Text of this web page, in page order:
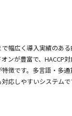
幅広く導入実績のある
ンが豊富で、HACCP
徴です。多言語・多
応しやすいシステムで